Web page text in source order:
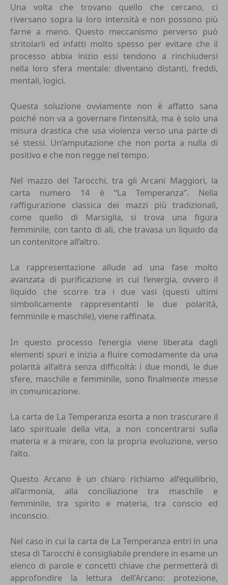
Una volta che trovano quello che cercano, ci
riversano sopra la loro intensità e non possono più
farne a meno. Questo meccanismo perverso può
stritolarli ed infatti molto spesso per evitare che il
processo abbia inizio essi tendono a rinchiudersi
nella loro sfera mentale: diventano distanti, freddi,
mentali, logici.
Questa soluzione ovviamente non è affatto sana
poiché non va a governare l’intensità, ma è solo una
misura drastica che usa violenza verso una parte di
sé stessi. Un’amputazione che non porta a nulla di
positivo e che non regge nel tempo.
Nel mazzo dei Tarocchi, tra gli Arcani Maggiori, la
carta numero 14 è “La Temperanza”. Nella
raffigurazione classica dei mazzi più tradizionali,
come quello di Marsiglia, si trova una figura
femminile, con tanto di ali, che travasa un liquido da
un contenitore all’altro.
La rappresentazione allude ad una fase molto
avanzata di purificazione in cui l’energia, ovvero il
liquido che scorre tra i due vasi (questi ultimi
simbolicamente rappresentanti le due polarità,
femminile e maschile), viene raffinata.
In questo processo l’energia viene liberata dagli
elementi spuri e inizia a fluire comodamente da una
polarità all’altra senza difficoltà: i due mondi, le due
sfere, maschile e femminile, sono finalmente messe
in comunicazione.
La carta de La Temperanza esorta a non trascurare il
lato spirituale della vita, a non concentrarsi sulla
materia e a mirare, con la propria evoluzione, verso
l’alto.
Questo Arcano è un chiaro richiamo all’equilibrio,
all’armonia, alla conciliazione tra maschile e
femminile, tra spirito e materia, tra conscio ed
inconscio.
Nel caso in cui la carta de La Temperanza entri in una
stesa di Tarocchi è consigliabile prendere in esame un
elenco di parole e concetti chiave che permetterà di
approfondire la lettura dell’Arcano: protezione,